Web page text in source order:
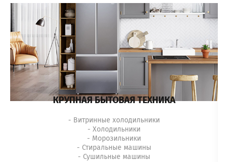
КРУПНАЯ БЫТОВАЯ ТЕХНИКА
- Холодильники
- Морозильники
- Стиральные машины
- Сушильные машины
- Витринные холодильники